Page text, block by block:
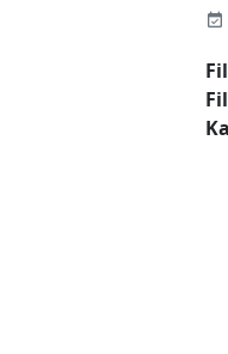
event_available